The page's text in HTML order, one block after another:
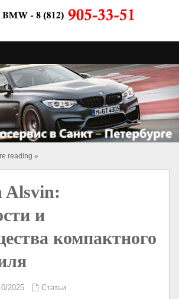
reading »
Alsvin:
и
компактного
2025 Статьи